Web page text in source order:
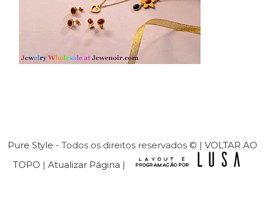
Pure Style - Todos os direitos reservados © | VOLTAR AO
TOPO | Atualizar Página |